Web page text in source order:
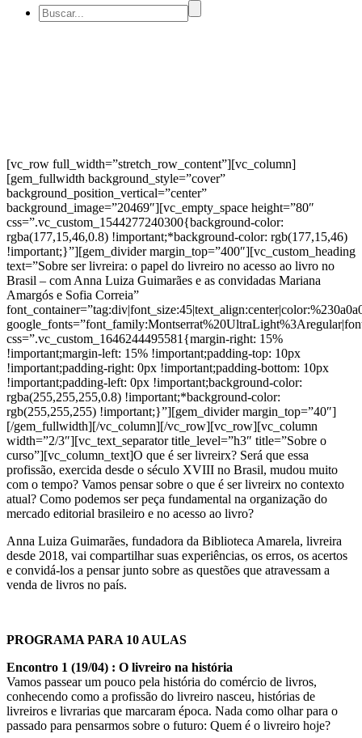
[vc_row full_width=”stretch_row_content”][vc_column]
[gem_fullwidth background_style=”cover”
background_position_vertical=”center”
background_image=”20469″][vc_empty_space height=”80″
css=”.vc_custom_1544277240300{background-color:
rgba(177,15,46,0.8) !important;*background-color: rgb(177,15,46)
!important;}”][gem_divider margin_top=”400″][vc_custom_heading
text=”Sobre ser livreira: o papel do livreiro no acesso ao livro no
Brasil – com Anna Luiza Guimarães e as convidadas Mariana
Amargós e Sofia Correia”
css=”.vc_custom_1646244495581{margin-right: 15%
!important;margin-left: 15% !important;padding-top: 10px
!important;padding-right: 0px !important;padding-bottom: 10px
!important;padding-left: 0px !important;background-color:
rgba(255,255,255,0.8) !important;*background-color:
rgb(255,255,255) !important;}”][gem_divider margin_top=”40″]
[/gem_fullwidth][/vc_column][/vc_row][vc_row][vc_column
width=”2/3″][vc_text_separator title_level=”h3″ title=”Sobre o
curso”][vc_column_text]O que é ser livreirx? Será que essa
profissão, exercida desde o século XVIII no Brasil, mudou muito
com o tempo? Vamos pensar sobre o que é ser livreirx no contexto
atual? Como podemos ser peça fundamental na organização do
mercado editorial brasileiro e no acesso ao livro?
Anna Luiza Guimarães, fundadora da Biblioteca Amarela, livreira
desde 2018, vai compartilhar suas experiências, os erros, os acertos
e convidá-los a pensar junto sobre as questões que atravessam a
venda de livros no país.
PROGRAMA PARA 10 AULAS
Encontro 1 (19/04) : O livreiro na história
Vamos passear um pouco pela história do comércio de livros,
conhecendo como a profissão do livreiro nasceu, histórias de
livreiros e livrarias que marcaram época. Nada como olhar para o
passado para pensarmos sobre o futuro: Quem é o livreiro hoje?